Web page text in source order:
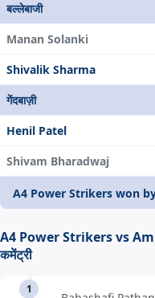
बल्लेबाजी
Manan Solanki
Shivalik Sharma
गेंदबाज़ी
Henil Patel
Shivam Bharadwaj
A4 Power Strikers won
A4 Power Strikers vs
कमेंट्री
1